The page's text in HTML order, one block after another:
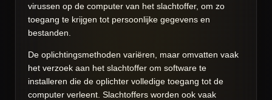
virussen op de computer van het slachtoffer, om zo
toegang te krijgen tot persoonlijke gegevens en
bestanden.
De oplichtingsmethoden variëren, maar omvatten vaak
het verzoek aan het slachtoffer om software te
installeren die de oplichter volledige toegang tot de
computer verleent. Slachtoffers worden ook vaak